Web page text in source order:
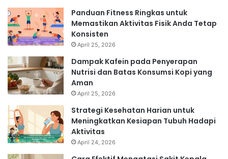
Panduan Fitness Ringkas untuk
Memastikan Aktivitas Fisik Anda Tetap
Konsisten
April 25, 2026
Dampak Kafein pada Penyerapan
Nutrisi dan Batas Konsumsi Kopi yang
Aman
April 25, 2026
Strategi Kesehatan Harian untuk
Meningkatkan Kesiapan Tubuh Hadapi
Aktivitas
April 24, 2026